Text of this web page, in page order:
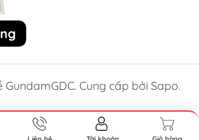
Cung cấp bởi Sapo.